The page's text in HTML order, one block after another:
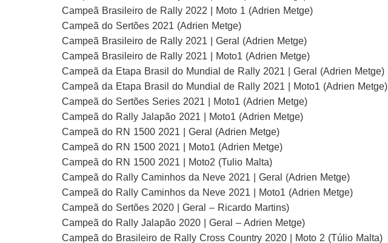
Campeã Brasileiro de Rally 2022 | Moto 1 (Adrien Metge)
Campeã do Sertões 2021 (Adrien Metge)
Campeã Brasileiro de Rally 2021 | Geral (Adrien Metge)
Campeã Brasileiro de Rally 2021 | Moto1 (Adrien Metge)
Campeã da Etapa Brasil do Mundial de Rally 2021 | Geral (Adrien Metge)
Campeã da Etapa Brasil do Mundial de Rally 2021 | Moto1 (Adrien Metge)
Campeã do Sertões Series 2021 | Moto1 (Adrien Metge)
Campeã do Rally Jalapão 2021 | Moto1 (Adrien Metge)
Campeã do RN 1500 2021 | Geral (Adrien Metge)
Campeã do RN 1500 2021 | Moto1 (Adrien Metge)
Campeã do RN 1500 2021 | Moto2 (Tulio Malta)
Campeã do Rally Caminhos da Neve 2021 | Geral (Adrien Metge)
Campeã do Rally Caminhos da Neve 2021 | Moto1 (Adrien Metge)
Campeã do Sertões 2020 | Geral – Ricardo Martins)
Campeã do Rally Jalapão 2020 | Geral – Adrien Metge)
Campeã do Brasileiro de Rally Cross Country 2020 | Moto 2 (Túlio Malta)